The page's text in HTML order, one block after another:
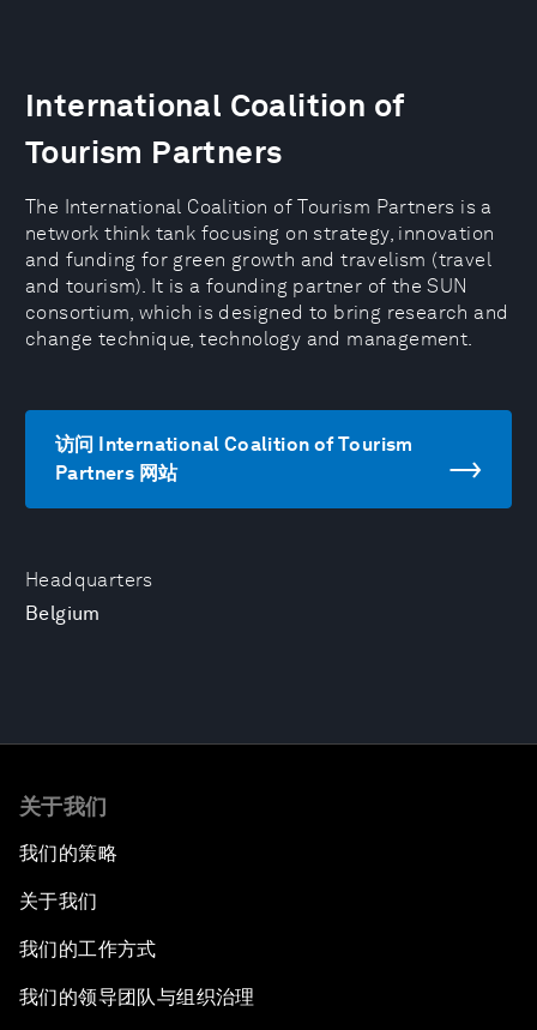
Headquarters
Belgium
International Coalition of
Tourism Partners
The International Coalition of Tourism Partners is a
network think tank focusing on strategy, innovation
and funding for green growth and travelism (travel
and tourism). It is a founding partner of the SUN
consortium, which is designed to bring research and
change technique, technology and management.
访问 International Coalition of Tourism
Partners 网站
关于我们
我们的策略
关于我们
我们的工作方式
我们的领导团队与组织治理